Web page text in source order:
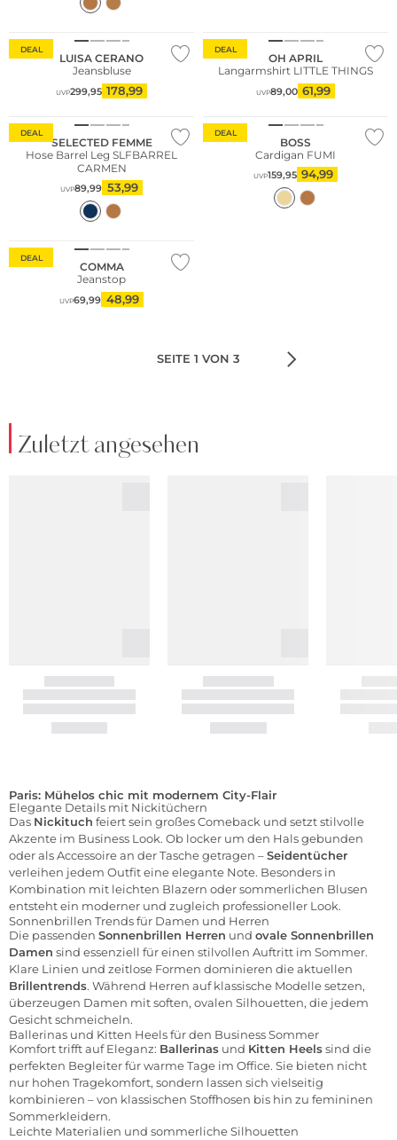
DEAL
LUISA CERANO
Jeansbluse
UVP299,95 178,99
DEAL
OH APRIL
Langarmshirt LITTLE THINGS
UVP89,00 61,99
DEAL
SELECTED FEMME
Hose Barrel Leg SLFBARREL
CARMEN
UVP89,99 53,99
DEAL
BOSS
Cardigan FUMI
UVP159,95 94,99
DEAL
COMMA
Jeanstop
UVP69,99 48,99
SEITE 1 VON 3
Zuletzt angesehen
Paris: Mühelos chic mit modernem City-Flair
Elegante Details mit Nickitüchern
Das Nickituch feiert sein großes Comeback und setzt stilvolle
Akzente im Business Look. Ob locker um den Hals gebunden
oder als Accessoire an der Tasche getragen –Seidentücher
verleihen jedem Outfit eine elegante Note. Besonders in
Kombination mit leichten Blazern oder sommerlichen Blusen
entsteht ein moderner und zugleich professioneller Look.
Sonnenbrillen Trends für Damen und Herren
Die passenden Sonnenbrillen Herren und ovale Sonnenbrillen
Damen sind essenziell für einen stilvollen Auftritt im Sommer.
Klare Linien und zeitlose Formen dominieren die aktuellen
Brillentrends. Während Herren auf klassische Modelle setzen,
überzeugen Damen mit soften, ovalen Silhouetten, die jedem
Gesicht schmeicheln.
Ballerinas und Kitten Heels für den Business Sommer
Komfort trifft auf Eleganz: Ballerinas und Kitten Heelssind die
perfekten Begleiter für warme Tage im Office. Sie bieten nicht
nur hohen Tragekomfort, sondern lassen sich vielseitig
kombinieren – von klassischen Stoffhosen bis hin zu femininen
Sommerkleidern.
Leichte Materialien und sommerliche Silhouetten